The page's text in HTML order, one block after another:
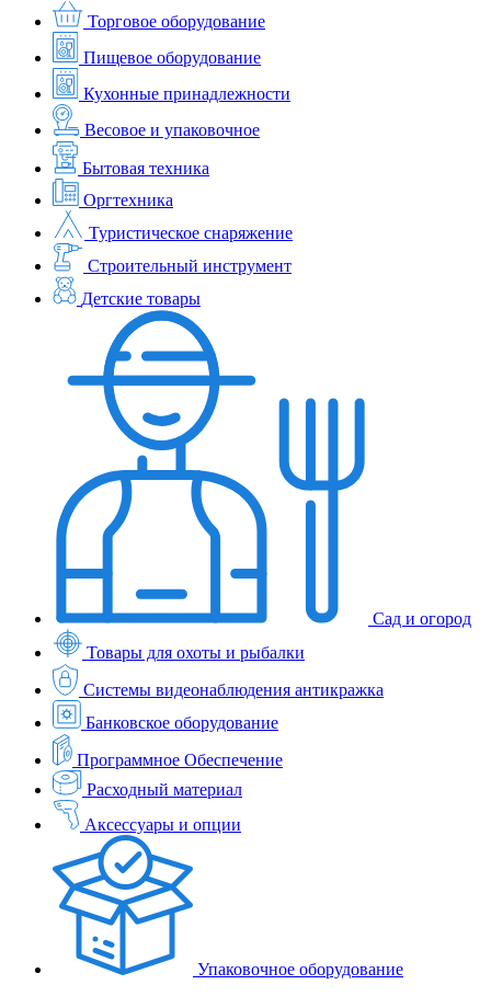
Торговое оборудование
Пищевое оборудование
Кухонные принадлежности
Весовое и упаковочное
Бытовая техника
Оргтехника
Туристическое снаряжение
Строительный инструмент
Детские товары
Сад и огород
Товары для охоты и рыбалки
Системы видеонаблюдения антикражка
Банковское оборудование
Программное Обеспечение
Расходный материал
Аксессуары и опции
Упаковочное оборудование